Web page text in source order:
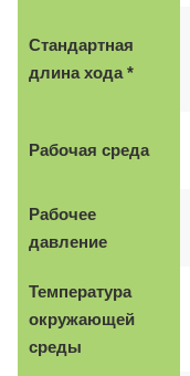
Стандартная
длина хода *
Рабочая среда
Рабочее
давление
Температура
окружающей
среды